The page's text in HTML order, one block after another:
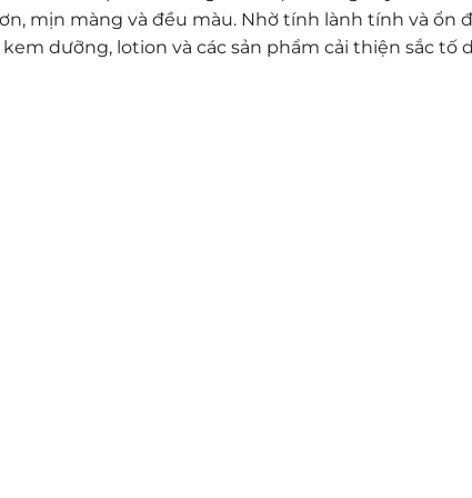
mịn màng và đều màu. Nhờ tính lành tính và ổn
dưỡng, lotion và các sản phẩm cải thiện sắc tố